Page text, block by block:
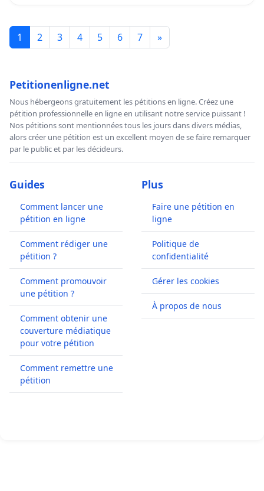
1 2 3 4 5 6 7 »
Petitionenligne.net
Nous hébergeons gratuitement les pétitions en ligne. Créez une
pétition professionnelle en ligne en utilisant notre service puissant !
Nos pétitions sont mentionnées tous les jours dans divers médias,
alors créer une pétition est un excellent moyen de se faire remarquer
par le public et par les décideurs.
Guides
Comment lancer une
pétition en ligne
Comment rédiger une
pétition ?
Comment promouvoir
une pétition ?
Comment obtenir une
couverture médiatique
pour votre pétition
Comment remettre une
pétition
Plus
Faire une pétition en
ligne
Politique de
confidentialité
Gérer les cookies
À propos de nous